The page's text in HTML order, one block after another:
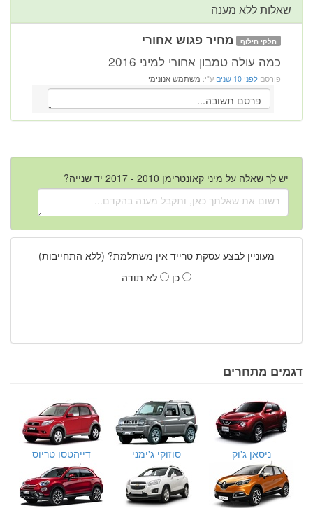
שאלות ללא מענה
חלקי חילוף מחיר פגוש אחורי
כמה עולה טמבון אחורי למיני 2016
פורסם לפני 10 שנים ע"י: משתמש אנונימי
יש לך שאלה על מיני קאונטרימן 2010 - 2017 יד שנייה?
מעוניין לבצע עסקת טרייד אין משתלמת? (ללא התחייבות)
כן
לא תודה
דגמים מתחרים
ניסאן ג'וק סוזוקי ג'ימני דייהטסו טריוס